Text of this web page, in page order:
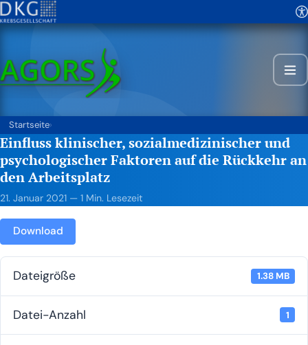
Startseite›
Einfluss klinischer, sozialmedizinischer und
psychologischer Faktoren auf die Rückkehr an
den Arbeitsplatz
21. Januar 2021 — 1 Min. Lesezeit
Down­load
Datei­grö­ße 1.38 MB
Datei-Anzahl 1